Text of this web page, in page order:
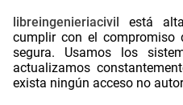
libreingenieriacivil está
cumplir con el compromiso
segura. Usamos los
actualizamos
exista ningún acceso no